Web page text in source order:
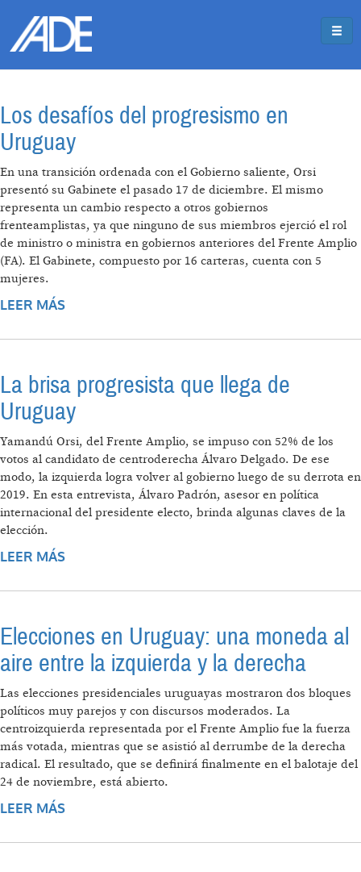
Los desafíos del progresismo en
Uruguay
En una transición ordenada con el Gobierno saliente, Orsi
presentó su Gabinete el pasado 17 de diciembre. El mismo
representa un cambio respecto a otros gobiernos
frenteamplistas, ya que ninguno de sus miembros ejerció el rol
de ministro o ministra en gobiernos anteriores del Frente Amplio
(FA). El Gabinete, compuesto por 16 carteras, cuenta con 5
mujeres.
LEER MÁS
La brisa progresista que llega de
Uruguay
Yamandú Orsi, del Frente Amplio, se impuso con 52% de los
votos al candidato de centroderecha Álvaro Delgado. De ese
modo, la izquierda logra volver al gobierno luego de su derrota en
2019. En esta entrevista, Álvaro Padrón, asesor en política
internacional del presidente electo, brinda algunas claves de la
elección.
LEER MÁS
Elecciones en Uruguay: una moneda al
aire entre la izquierda y la derecha
Las elecciones presidenciales uruguayas mostraron dos bloques
políticos muy parejos y con discursos moderados. La
centroizquierda representada por el Frente Amplio fue la fuerza
más votada, mientras que se asistió al derrumbe de la derecha
radical. El resultado, que se definirá finalmente en el balotaje del
24 de noviembre, está abierto.
LEER MÁS
DERECHA